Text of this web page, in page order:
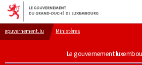
Aller au menu
Aller au contenu
gouvernement.lu Ministères
Le gouvernement